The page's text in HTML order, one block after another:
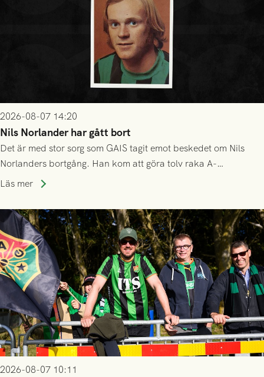
2026-08-07 14:20
Nils Norlander har gått bort
Det är med stor sorg som GAIS tagit emot beskedet om Nils
Norlanders bortgång. Han kom att göra tolv raka A-
lagssäsonger i Grönsvart och är en av få spelare som i GAIS
Läs mer
2026-08-07 10:11